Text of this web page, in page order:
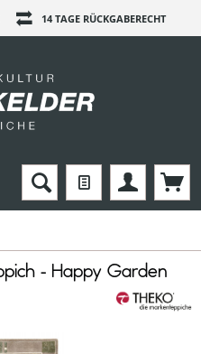
14 TAGE RÜCKGABERECHT
- Happy Garden